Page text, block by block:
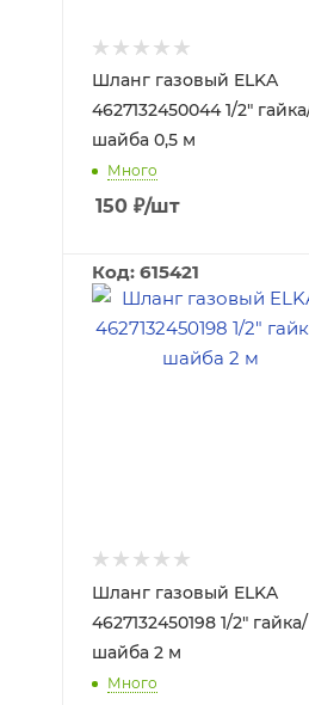
Шланг газовый ELKA
4627132450044 1/2"
шайба 0,5 м
Много
150 ₽/шт
Код: 615421
Шланг газовый ELKA
4627132450198 1/2" гайка/
шайба 2 м
Много